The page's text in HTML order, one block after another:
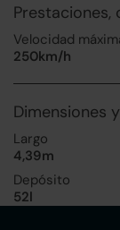
Prestaciones,
Velocidad
250km/h
Dimensiones
Largo
4,39m
Depósito
52l